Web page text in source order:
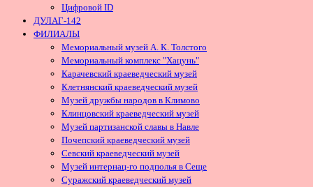
Цифровой ID
ДУЛАГ-142
ФИЛИАЛЫ
Мемориальный музей А. К. Толстого
Мемориальный комплекс "Хацунь"
Карачевский краеведческий музей
Клетнянский краеведческий музей
Музей дружбы народов в Климово
Клинцовский краеведческий музей
Музей партизанской славы в Навле
Почепский краеведческий музей
Севский краеведческий музей
Музей интернац-го подполья в Сеще
Суражский краеведческий музей